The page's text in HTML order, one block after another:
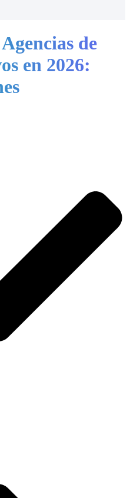
de
en 2026: